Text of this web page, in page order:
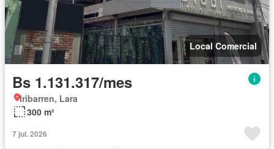
Local Comercial
Bs 1.131.317/mes
Iribarren, Lara
300 m²
7 jul. 2026